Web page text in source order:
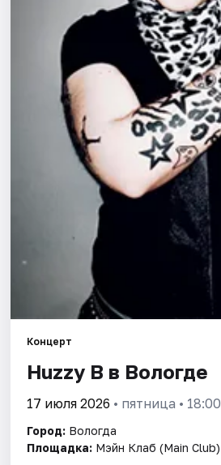
Площадки
Артисты
Рейтинги
Концерт
Huzzy B в Вологде
17 июля 2026 • пятница • 18:00
Город: Вологда
Площадка: Мэйн Клаб (Main Club)